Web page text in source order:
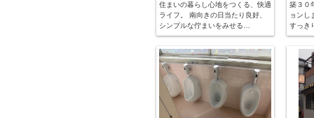
住まいの暮らし心地をつくる、快適
ライフ。 南向きの日当たり良好、
シンプルな佇まいをみせる…
築３０
ョンし
すっき